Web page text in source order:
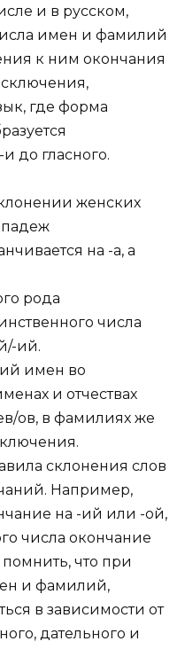
и в русском,
имен и фамилий
к ним окончания
где форма
до гласного.
женских
на -а, а
рода
числа
ий.
имен во
и отчествах
ов, в фамилиях же
склонения слов
Например,
на -ий или -ой,
числа окончание
что при
и фамилий,
в зависимости от
дательного и